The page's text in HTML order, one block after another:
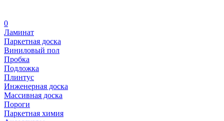
0
Ламинат
Паркетная доска
Виниловый пол
Пробка
Подложка
Плинтус
Инженерная доска
Массивная доска
Пороги
Паркетная химия